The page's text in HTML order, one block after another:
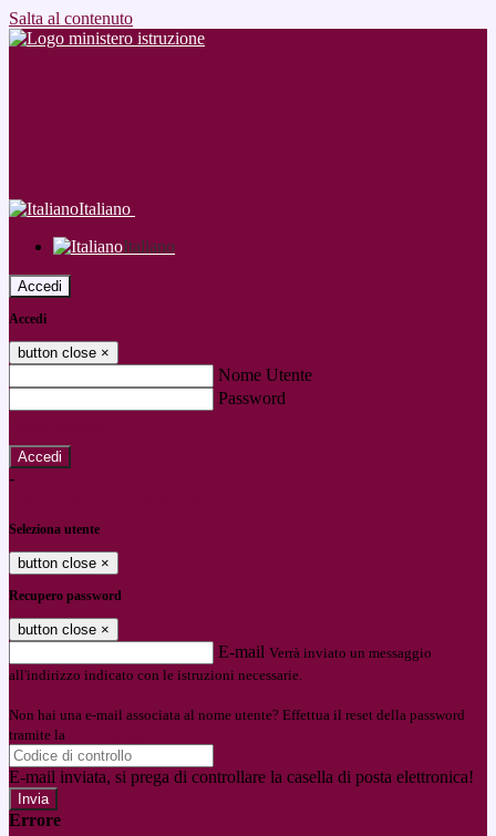
Salta al contenuto
Italiano
Italiano
Accedi
Accedi
button close ×
Nome Utente
Password
-
Seleziona utente
button close ×
Recupero password
button close ×
E-mail Verrà inviato un messaggio
all'indirizzo indicato con le istruzioni necessarie.
Non hai una e-mail associata al nome utente? Effettua il reset della password
tramite la
E-mail inviata, si prega di controllare la casella di posta elettronica!
Errore